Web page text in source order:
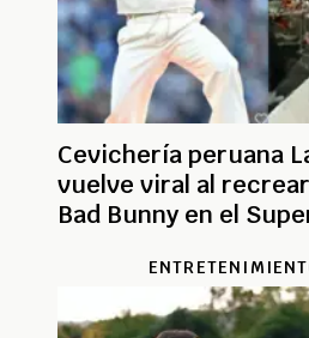
Cevichería peruana
vuelve viral al
Bad Bunny en el